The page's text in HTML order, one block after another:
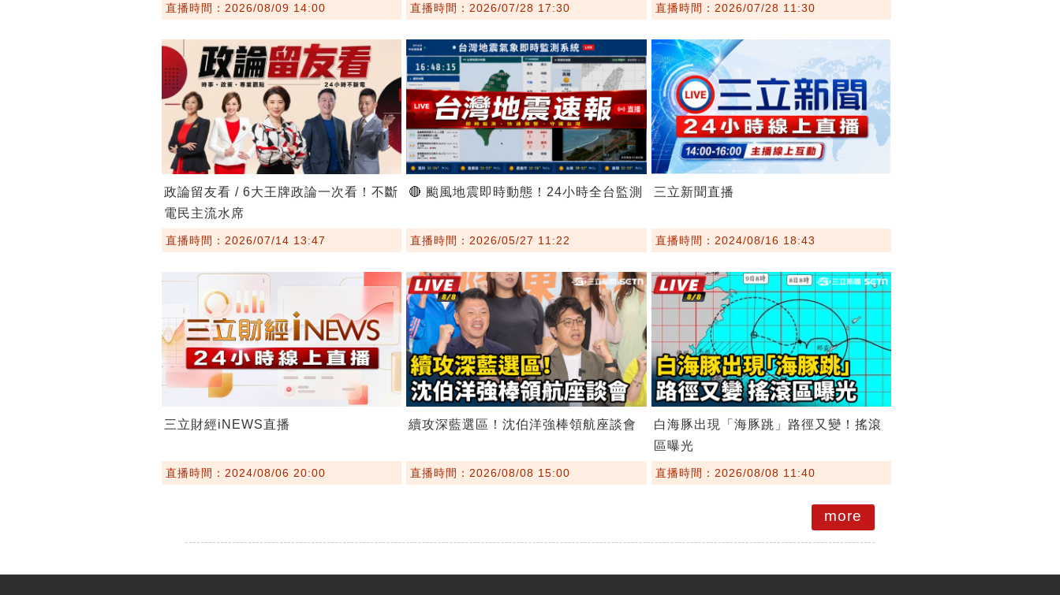
直播時間：2026/08/09 14:00 直播時間：2026/07/28 17:30 直播時間：2026/07/28 11:30
政論留友看 / 6大王牌政論一次看！不斷
電民主流水席
直播時間：2026/07/14 13:47
🔴 颱風地震即時動態！24小時全台監測
直播時間：2026/05/27 11:22
三立新聞直播
直播時間：2024/08/16 18:43
三立財經iNEWS直播
直播時間：2024/08/06 20:00
續攻深藍選區！沈伯洋強棒領航座談會
直播時間：2026/08/08 15:00
白海豚出現「海豚跳」路徑又變！搖滾
區曝光
直播時間：2026/08/08 11:40
more